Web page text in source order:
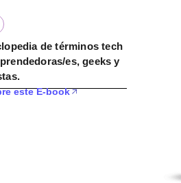
de términos tech
es, geeks y
este E-book